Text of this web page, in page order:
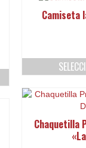
Camiseta
Chaquetilla